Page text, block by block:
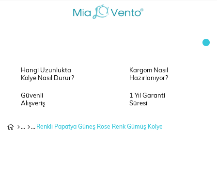
Hangi Uzunlukta
Kolye Nasıl Durur?
Kargom Nasıl
Hazırlanıyor?
Güvenli
Alışveriş
1 Yıl Garanti
Süresi
Renkli Papatya Güneş Rose Renk Gümüş Kolye